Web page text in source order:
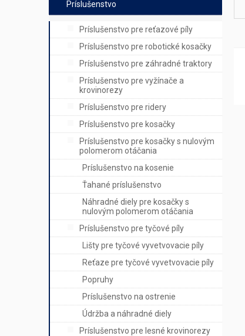
Príslušenstvo
Príslušenstvo pre reťazové píly
Príslušenstvo pre robotické kosačky
Príslušenstvo pre záhradné traktory
Príslušenstvo pre vyžínače a
krovinorezy
Príslušenstvo pre ridery
Príslušenstvo pre kosačky
Príslušenstvo pre kosačky s nulovým
polomerom otáčania
Príslušenstvo na kosenie
Ťahané príslušenstvo
Náhradné diely pre kosačky s
nulovým polomerom otáčania
Príslušenstvo pre tyčové píly
Lišty pre tyčové vyvetvovacie píly
Reťaze pre tyčové vyvetvovacie píly
Popruhy
Príslušenstvo na ostrenie
Údržba a náhradné diely
Príslušenstvo pre lesné krovinorezy